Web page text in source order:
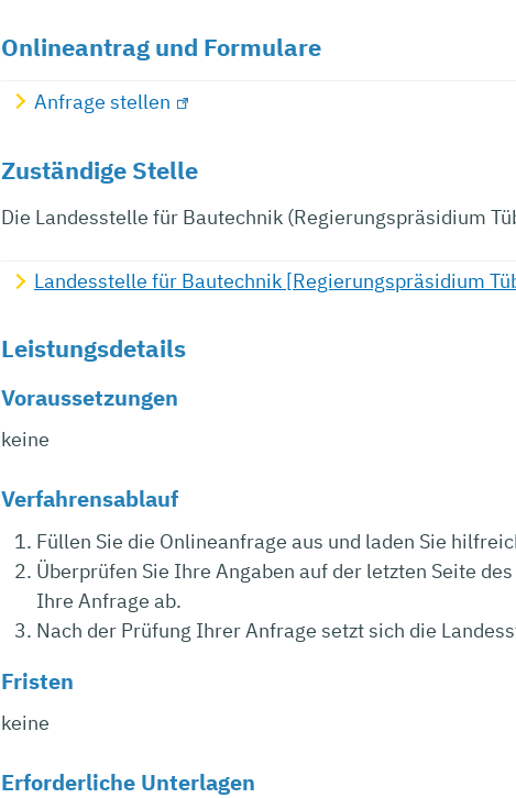
Onlineantrag und Formulare
Anfrage stellen
Zuständige Stelle
Die Landesstelle für Bautechnik (Regierungspräsidium
Landesstelle für Bautechnik [Regierungspräsidium
Leistungsdetails
Voraussetzungen
keine
Verfahrensablauf
Füllen Sie die Onlineanfrage aus und laden Sie
Überprüfen Sie Ihre Angaben auf der letzten Seite
Ihre Anfrage ab.
Nach der Prüfung Ihrer Anfrage setzt sich die
Fristen
keine
Erforderliche Unterlagen